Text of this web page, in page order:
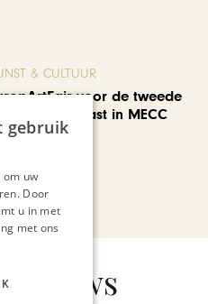
& CULTUUR
voor de tweede
op rij te gast in MECC
nieuws
gebruik
om uw
Door
u in met
met ons